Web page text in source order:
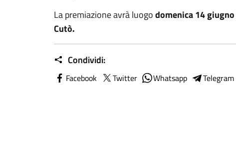
La premiazione avrà luogodomenica 14 giugno
Cutò.
Condividi:
Facebook Twitter Whatsapp Telegram